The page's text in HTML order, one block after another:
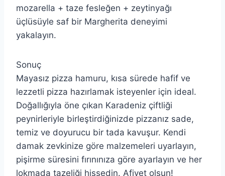
mozarella + taze fesleğen + zeytinyağı
üçlüsüyle saf bir Margherita deneyimi
yakalayın.
Sonuç
Mayasız pizza hamuru, kısa sürede hafif ve
lezzetli pizza hazırlamak isteyenler için ideal.
Doğallığıyla öne çıkan Karadeniz çiftliği
peynirleriyle birleştirdiğinizde pizzanız sade,
temiz ve doyurucu bir tada kavuşur. Kendi
damak zevkinize göre malzemeleri uyarlayın,
pişirme süresini fırınınıza göre ayarlayın ve her
lokmada tazeliği hissedin. Afiyet olsun!